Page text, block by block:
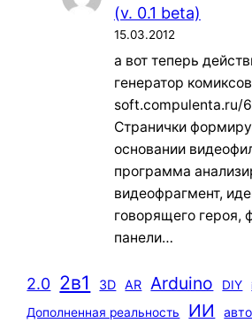
(v. 0.1 beta)
15.03.2012
а вот теперь
генератор комиксов
soft.compulenta.ru/
Странички
основании
программа
видеофрагмент,
говорящего героя,
панели…
2.0 2в1 3D AR Arduino DIY
Дополненная реальность ИИ